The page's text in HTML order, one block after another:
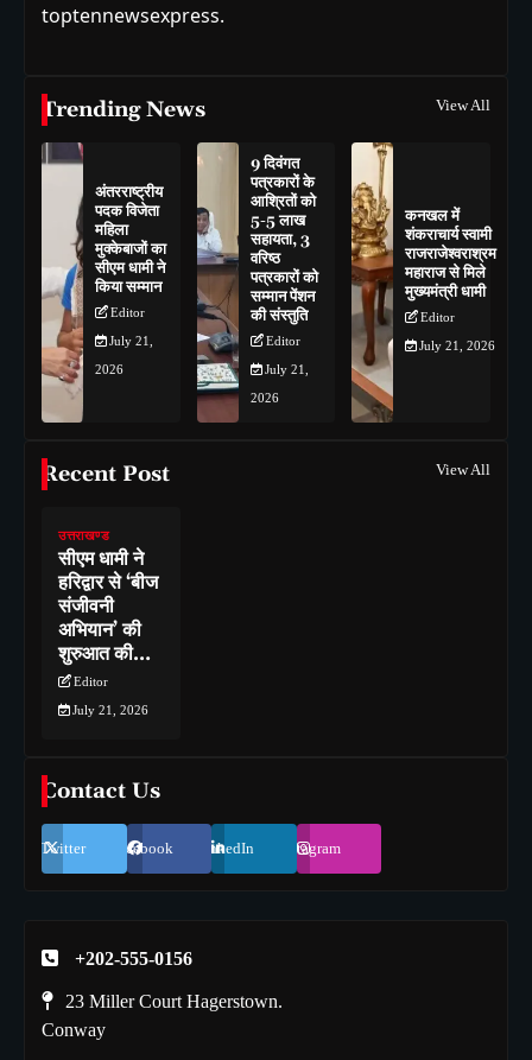
toptennewsexpress.
Trending News View All
अंतरराष्ट्रीय
पदक विजेता
महिला
मुक्केबाजों का
सीएम धामी ने
किया सम्मान
Editor
July 21,
2026
9 दिवंगत
पत्रकारों के
आश्रितों को
5-5 लाख
सहायता, 3
वरिष्ठ
पत्रकारों को
सम्मान पेंशन
की संस्तुति
Editor
July 21,
2026
कनखल में
शंकराचार्य स्वामी
राजराजेश्वराश्रम
महाराज से मिले
मुख्यमंत्री धामी
Editor
July 21, 2026
Recent Post View All
उत्तराखण्ड
सीएम धामी ने
हरिद्वार से ‘बीज
संजीवनी
अभियान’ की
शुरुआत की…
Editor
July 21, 2026
Contact Us
Twitter Facebook LinkedIn Instagram
+202-555-0156
23 Miller Court Hagerstown.
Conway